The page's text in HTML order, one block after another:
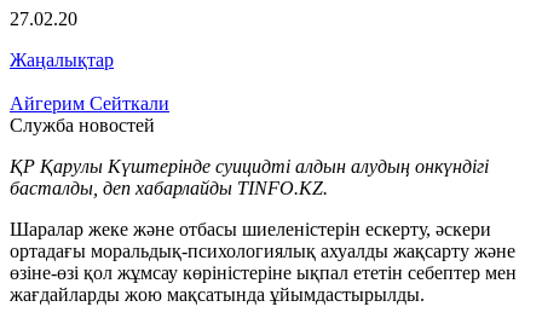
27.02.20
Жаңалықтар
Айгерим Сейткали
Служба новостей
ҚР Қарулы Күштерінде суицидті алдын алудың онкүндігі
басталды, деп хабарлайды TINFO.KZ.
Шаралар жеке және отбасы шиеленістерін ескерту, әскери
ортадағы моральдық-психологиялық ахуалды жақсарту және
өзіне-өзі қол жұмсау көріністеріне ықпал ететін себептер мен
жағдайларды жою мақсатында ұйымдастырылды.